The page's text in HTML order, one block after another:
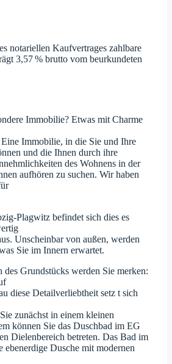
notariellen Kaufvertrages zahlbare
3,57 % brutto vom beurkundeten
Immobilie? Etwas mit Charme
Immobilie, in die Sie und Ihre
und die Ihnen durch ihre
des Wohnens in der
aufhören zu suchen. Wir haben
Plagwitz befindet sich dies es
Unscheinbar von außen, werden
Sie im Innern erwartet.
des Grundstücks werden Sie merken:
diese Detailverliebtheit setz t sich
zunächst in einem kleinen
können Sie das Duschbad im EG
Dielenbereich betreten. Das Bad im
ebenerdige Dusche mit modernen